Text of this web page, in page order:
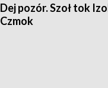
Dej pozór. Szoł tok
Czmok